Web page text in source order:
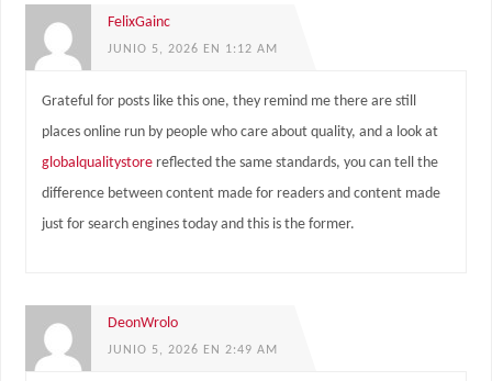
FelixGainc
JUNIO 5, 2026 EN 1:12 AM
Grateful for posts like this one, they remind me there are still
places online run by people who care about quality, and a look at
globalqualitystorereflected the same standards, you can tell the
difference between content made for readers and content made
just for search engines today and this is the former.
DeonWrolo
JUNIO 5, 2026 EN 2:49 AM